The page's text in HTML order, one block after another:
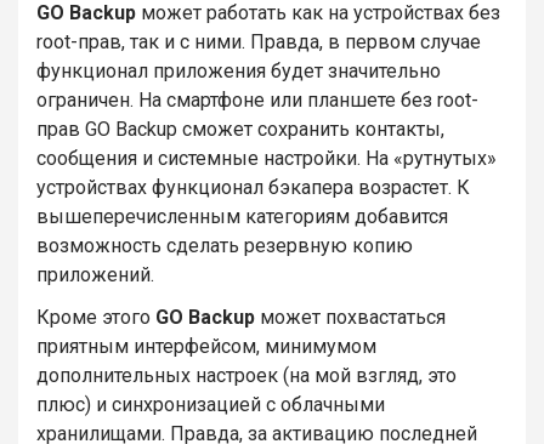
GO Backup может работать как на устройствах без
root-прав, так и с ними. Правда, в первом случае
функционал приложения будет значительно
ограничен. На смартфоне или планшете без root-
прав GO Backup сможет сохранить контакты,
сообщения и системные настройки. На «рутнутых»
устройствах функционал бэкапера возрастет. К
вышеперечисленным категориям добавится
возможность сделать резервную копию
приложений.
Кроме этого GO Backup может похвастаться
приятным интерфейсом, минимумом
дополнительных настроек (на мой взгляд, это
плюс) и синхронизацией с облачными
хранилищами. Правда, за активацию последней